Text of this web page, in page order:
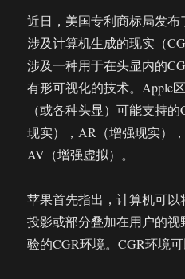
近日，美国专利商标局发布
涉及计算机生成的现实（
涉及一种用于在头显内的
有形可视化的技术。Apple
（或各种头显）可能支持
现实），AR（增强现实）
AV（增强虚拟）。
苹果首先指出，计算机可
投影或部分叠加在用户的
验的CGR环境。CGR环境